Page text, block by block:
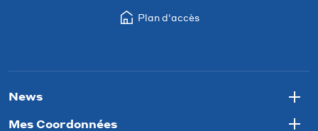
Plan d'accès
News
Mes Coordonnées